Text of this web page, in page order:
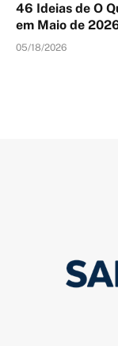
46 Ideias de O
em Maio de
05/18/2026